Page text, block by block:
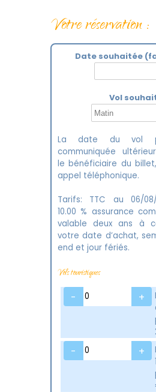
Votre réservation :
Date souhaitée
Vol
La date du vol
communiquée
le bénéficiaire du
appel téléphonique.
Tarifs: TTC au 06/
10.00 % assurance
valable deux ans à
votre date d’achat,
end et jour fériés.
Vols touristiques
-
+
- +